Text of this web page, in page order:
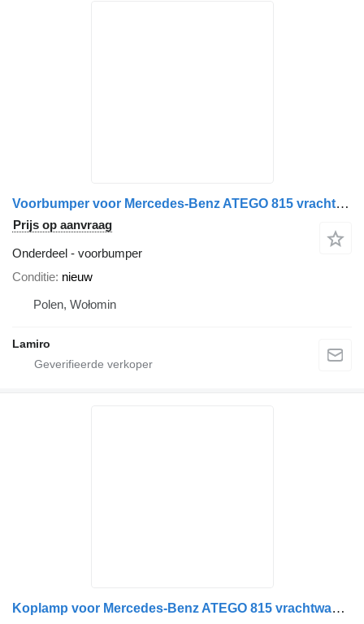
Voorbumper voor Mercedes-Benz ATEGO 815 vrachtwagen
Prijs op aanvraag
Onderdeel - voorbumper
Conditie nieuw
Polen, Wołomin
Lamiro
Koplamp voor Mercedes-Benz ATEGO 815 vrachtwagen